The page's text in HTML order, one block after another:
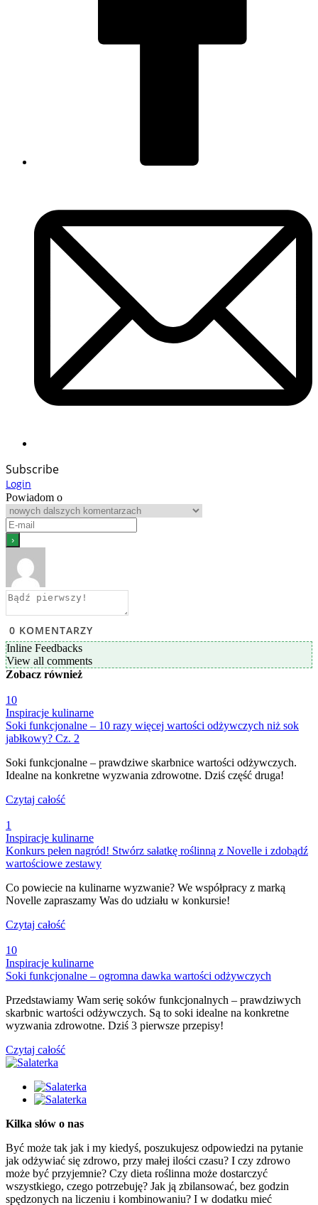
Subscribe
Login
Powiadom o
0 KOMENTARZY
Inline Feedbacks
View all comments
Zobacz również
10
Inspiracje kulinarne
Soki funkcjonalne – 10 razy więcej wartości odżywczych niż sok
jabłkowy? Cz. 2
Soki funkcjonalne – prawdziwe skarbnice wartości odżywczych.
Idealne na konkretne wyzwania zdrowotne. Dziś część druga!
Czytaj całość
1
Inspiracje kulinarne
Konkurs pełen nagród! Stwórz sałatkę roślinną z Novelle i zdobądź
wartościowe zestawy
Co powiecie na kulinarne wyzwanie? We współpracy z marką
Novelle zapraszamy Was do udziału w konkursie!
Czytaj całość
10
Inspiracje kulinarne
Soki funkcjonalne – ogromna dawka wartości odżywczych
Przedstawiamy Wam serię soków funkcjonalnych – prawdziwych
skarbnic wartości odżywczych. Są to soki idealne na konkretne
wyzwania zdrowotne. Dziś 3 pierwsze przepisy!
Czytaj całość
Kilka słów o nas
Być może tak jak i my kiedyś, poszukujesz odpowiedzi na pytanie
jak odżywiać się zdrowo, przy małej ilości czasu? I czy zdrowo
może być przyjemnie? Czy dieta roślinna może dostarczyć
wszystkiego, czego potrzebuję? Jak ją zbilansować, bez godzin
spędzonych na liczeniu i kombinowaniu? I w dodatku mieć